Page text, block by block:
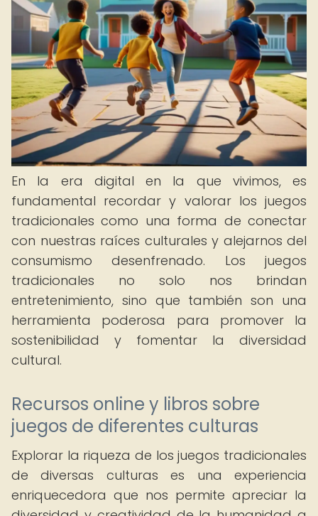
En la era digital en la que vivimos, es
fundamental recordar y valorar los juegos
tradicionales como una forma de conectar
con nuestras raíces culturales y alejarnos del
consumismo desenfrenado. Los juegos
tradicionales no solo nos brindan
entretenimiento, sino que también son una
herramienta poderosa para promover la
sostenibilidad y fomentar la diversidad
cultural.
Recursos online y libros sobre
juegos de diferentes culturas
Explorar la riqueza de los juegos tradicionales
de diversas culturas es una experiencia
enriquecedora que nos permite apreciar la